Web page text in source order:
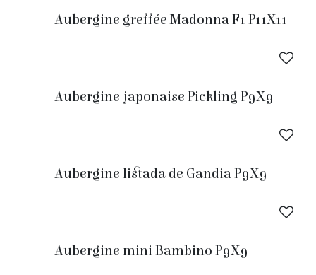
Aubergine greffée Madonna F1 P11X11
Aubergine japonaise Pickling P9X9
Aubergine listada de Gandia P9X9
Aubergine mini Bambino P9X9